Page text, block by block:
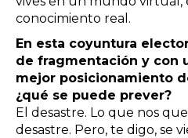
conocimiento real.
En esta coyuntura
de fragmentación y con
mejor posicionamiento
¿qué se puede prever?
El desastre. Lo que nos
desastre. Pero, te digo, se